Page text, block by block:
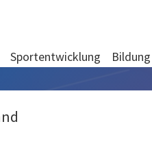
Sportentwicklung Bildung